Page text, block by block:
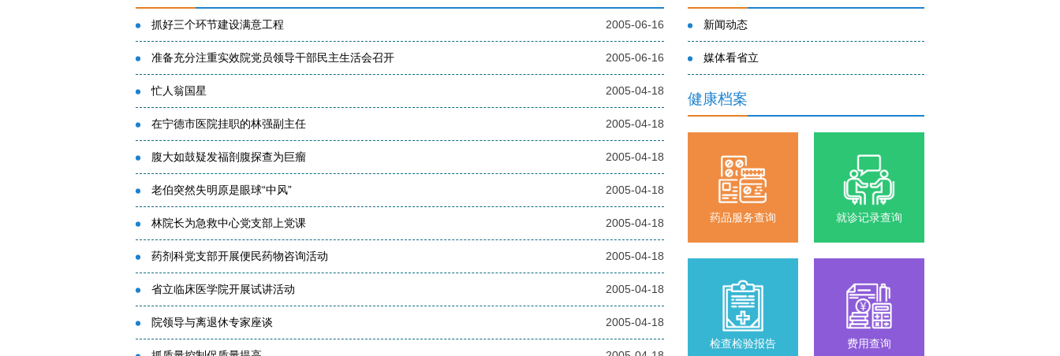
抓好三个环节建设满意工程 2005-06-16
准备充分注重实效院党员领导干部民主生活会召开 2005-06-16
忙人翁国星 2005-04-18
在宁德市医院挂职的林强副主任 2005-04-18
腹大如鼓疑发福剖腹探查为巨瘤 2005-04-18
老伯突然失明原是眼球“中风” 2005-04-18
林院长为急救中心党支部上党课 2005-04-18
药剂科党支部开展便民药物咨询活动 2005-04-18
省立临床医学院开展试讲活动 2005-04-18
院领导与离退休专家座谈 2005-04-18
新闻动态
媒体看省立
健康档案
药品服务查询 就诊记录查询
检查检验报告 费用查询